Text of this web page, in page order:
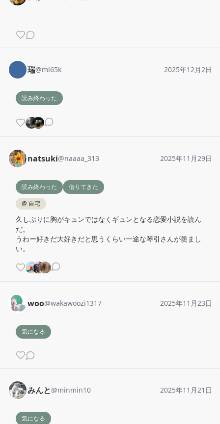
瑞@ml65k 2025年12月2日
読み終わった
natsuki@naaaa_313 2025年11月29日
読み終わった
借りてきた
@ 自宅
久しぶりに胸がキュンではなくギュンとなる恋愛小説を読ん
だ。
うわー好きだ大好きだと思うくらい一途な琴引さんが羨まし
い。
woo@wakawoozi1317 2025年11月23日
気になる
みんと@minmin10 2025年11月21日
気になる